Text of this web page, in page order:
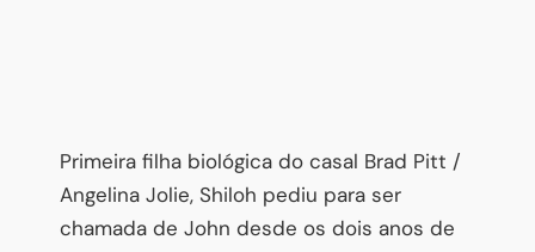
Primeira filha biológica do casal Brad Pitt /
Angelina Jolie, Shiloh pediu para ser
chamada de John desde os dois anos de